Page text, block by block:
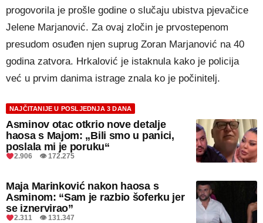
progovorila je prošle godine o slučaju ubistva pjevačice
Jelene Marjanović. Za ovaj zločin je prvostepenom
presudom osuđen njen suprug Zoran Marjanović na 40
godina zatvora. Hrkalović je istaknula kako je policija
već u prvim danima istrage znala ko je počinitelj.
NAJČITANIJE U POSLJEDNJA 3 DANA
Asminov otac otkrio nove detalje
haosa s Majom: „Bili smo u panici,
poslala mi je poruku“
2.906 👁 172.275
Maja Marinković nakon haosa s
Asminom: “Sam je razbio šoferku jer
se iznervirao”
2.311 👁 131.347